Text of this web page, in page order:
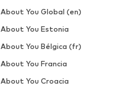
About You Global (en)
About You Estonia
About You Bélgica (fr)
About You Francia
About You Croacia